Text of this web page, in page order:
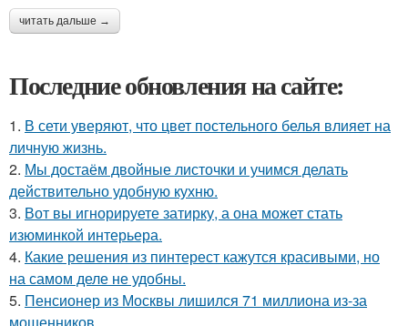
читать дальше →
Последние обновления на сайте:
1. В сети уверяют, что цвет постельного белья влияет на
личную жизнь.
2. Мы достаём двойные листочки и учимся делать
действительно удобную кухню.
3. Вот вы игнорируете затирку, а она может стать
изюминкой интерьера.
4. Какие решения из пинтерест кажутся красивыми, но
на самом деле не удобны.
5. Пенсионер из Москвы лишился 71 миллиона из-за